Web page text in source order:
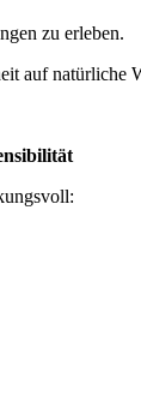
zu erleben.
auf natürliche